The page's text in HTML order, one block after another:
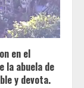
en el
la abuela de
y devota.